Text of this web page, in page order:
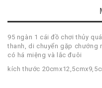
95 ngàn 1 cái đồ chơi thủy
thanh, di chuyển gặp chướng
có há miệng và lắc đuôi
kích thước